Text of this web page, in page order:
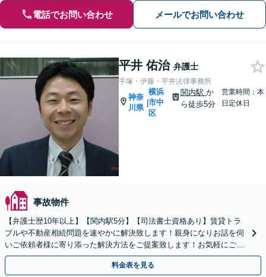
電話でお問い合わせ メールでお問い合わせ
平井 佑治 弁護士
手塚・伊藤・平井法律事務所
神奈
川県
|
横浜
市中
区
関内駅 か
ら徒歩5分
営業時間：本
日定休日
事故物件
【弁護士歴10年以上】【関内駅5分】【司法書士資格あり】賃貸トラ
ブルや不動産相続問題を速やかに解決致します！親身になりお話を伺
いご依頼者様に寄り添った解決方法をご提案致します！お気軽にご相
談ください！【初回相談無料】【関内駅徒歩5分】
料金表を見る